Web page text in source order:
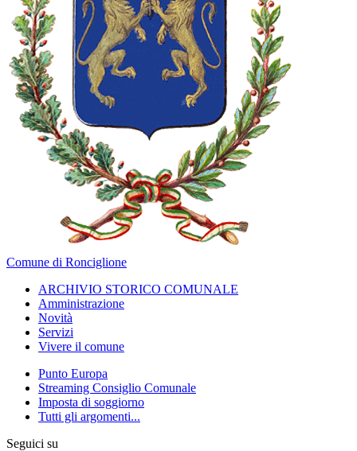
Comune di Ronciglione
ARCHIVIO STORICO COMUNALE
Amministrazione
Novità
Servizi
Vivere il comune
Punto Europa
Streaming Consiglio Comunale
Imposta di soggiorno
Tutti gli argomenti...
Seguici su